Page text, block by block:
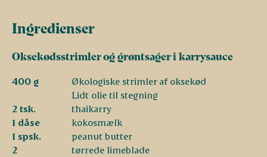
Ingredienser
Oksekødsstrimler og grøntsager i karrysauce
400 g
Økologiske strimler af oksekød
Lidt olie til stegning
2 tsk.
thaikarry
1 dåse
kokosmælk
1 spsk.
peanut butter
2
tørrede limeblade